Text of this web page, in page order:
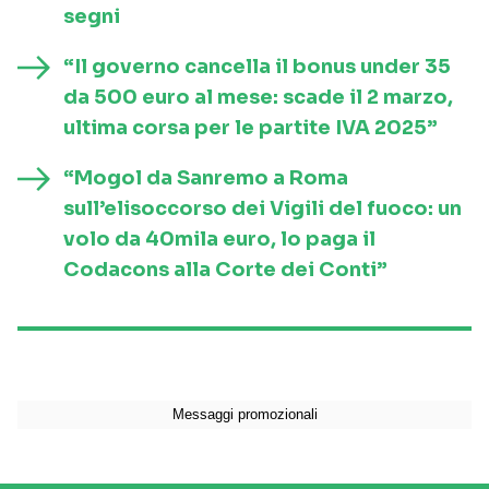
segni
“Il governo cancella il bonus under 35
da 500 euro al mese: scade il 2 marzo,
ultima corsa per le partite IVA 2025”
“Mogol da Sanremo a Roma
sull’elisoccorso dei Vigili del fuoco: un
volo da 40mila euro, lo paga il
Codacons alla Corte dei Conti”